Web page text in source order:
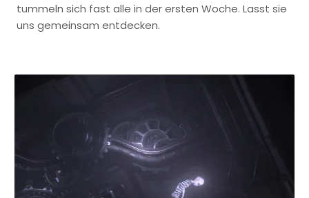
tummeln sich fast alle in der ersten Woche. Lasst sie
uns gemeinsam entdecken.